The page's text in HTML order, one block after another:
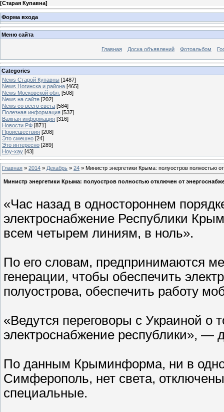
[Старая Купавна]
Форма входа
Меню сайта
Главная Доска объявлений Фотоальбом
Categories
News Старой Купавны [1487]
News Ногинска и района [465]
News Московской обл. [508]
News на сайте [202]
News со всего света [584]
Полезная информация [537]
Важная информация [316]
Новости РФ [871]
Происшествия [208]
Это смешно [24]
Это интересно [289]
Ноу-хау [43]
Главная » 2014 » Декабрь » 24 » Министр энергетики Крыма: полуостров полностью
Министр энергетики Крыма: полуостров полностью отключен от
«Час назад в одностороннем
электроснабжение Республики
всем четырем линиям, в ноль».
По его словам, предпринимаются
генерации, чтобы обеспечить
полуострова, обеспечить работу
«Ведутся переговоры с Украиной о
электроснабжение республики», —
По данным Крыминформа, ни в
Симферополь, нет света,
специальные.